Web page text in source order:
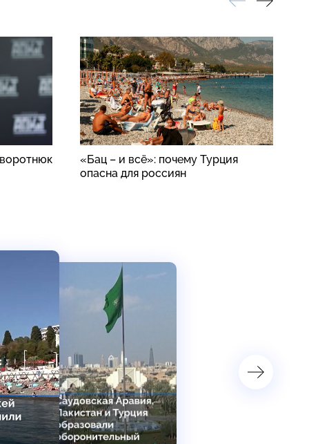
«Бац – и всё»: почему Турция
опасна для россиян